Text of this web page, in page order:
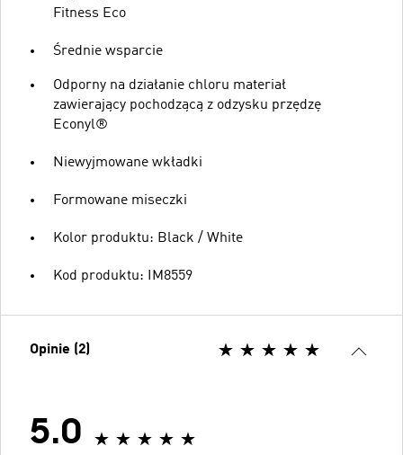
Fitness Eco
Średnie wsparcie
Odporny na działanie chloru materiał
zawierający pochodzącą z odzysku przędzę
Econyl®
Niewyjmowane wkładki
Formowane miseczki
Kolor produktu: Black / White
Kod produktu: IM8559
Opinie (2)
5.0